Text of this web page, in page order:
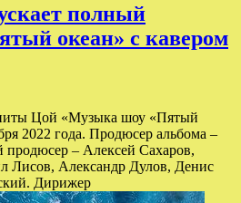
полный
океан» с кавером
Цой «Музыка шоу «Пятый
2022 года. Продюсер альбома –
– Алексей Сахаров,
Лисов, Александр Дулов, Денис
Дирижер